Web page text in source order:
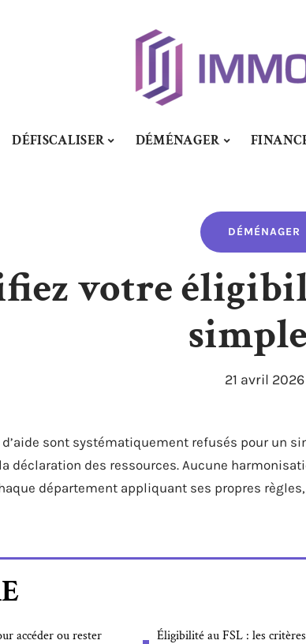
DÉFISCALISER DÉMÉNAGER
DÉMÉNAGER
votre
21 avril 2026
sont systématiquement refusés pour un
déclaration des ressources. Aucune
département appliquant ses propres
accéder ou rester
Éligibilité au FSL : les